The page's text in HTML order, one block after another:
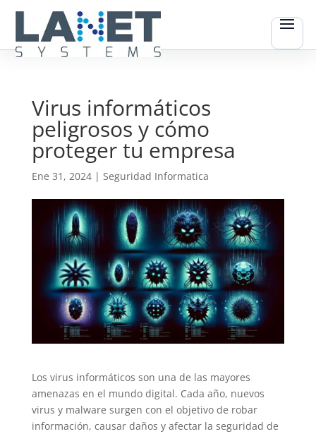
Virus informáticos
peligrosos y cómo
proteger tu empresa
Ene 31, 2024| Seguridad Informatica
Los virus informáticos son una de las mayores
amenazas en el mundo digital. Cada año, nuevos
virus y malware surgen con el objetivo de robar
información, causar daños y afectar la seguridad de